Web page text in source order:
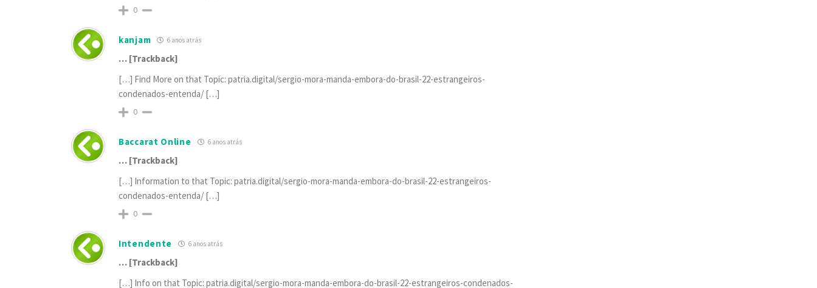
0
kanjam 6 anos atrás
… [Trackback]
[…] Find More on that Topic: patria.digital/sergio-mora-manda-embora-do-brasil-22-estrangeiros-
condenados-entenda/ […]
0
Baccarat Online 6 anos atrás
… [Trackback]
[…] Information to that Topic: patria.digital/sergio-mora-manda-embora-do-brasil-22-estrangeiros-
condenados-entenda/ […]
0
Intendente 6 anos atrás
… [Trackback]
[…] Info on that Topic: patria.digital/sergio-mora-manda-embora-do-brasil-22-estrangeiros-condenados-